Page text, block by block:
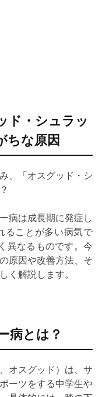
ド・シュラッ
ちな原因
、「オスグッド・シ
病は成長期に発症し
ることが多い病気で
異なるものです。今
原因や改善方法、そ
く解説します。
病とは？
オスグッド）は、サ
ーツをする中学生や